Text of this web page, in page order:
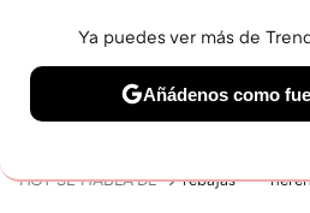
BELLEZA SHOPPING VIAJES
HOY SE HABLA DE rebajas
Ya puedes ver más de
Añádenos como